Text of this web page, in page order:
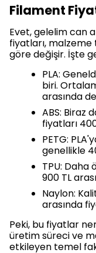
Filament
Evet, gelelim can
fiyatları, malzeme
göre değişir. İşte
PLA:
biri.
arasında
ABS: Biraz
fiyatları
PETG:
genellikle
TPU: Daha
900 TL
Naylon:
arasında
Peki, bu fiyatlar
üretim süreci ve
etkileyen temel